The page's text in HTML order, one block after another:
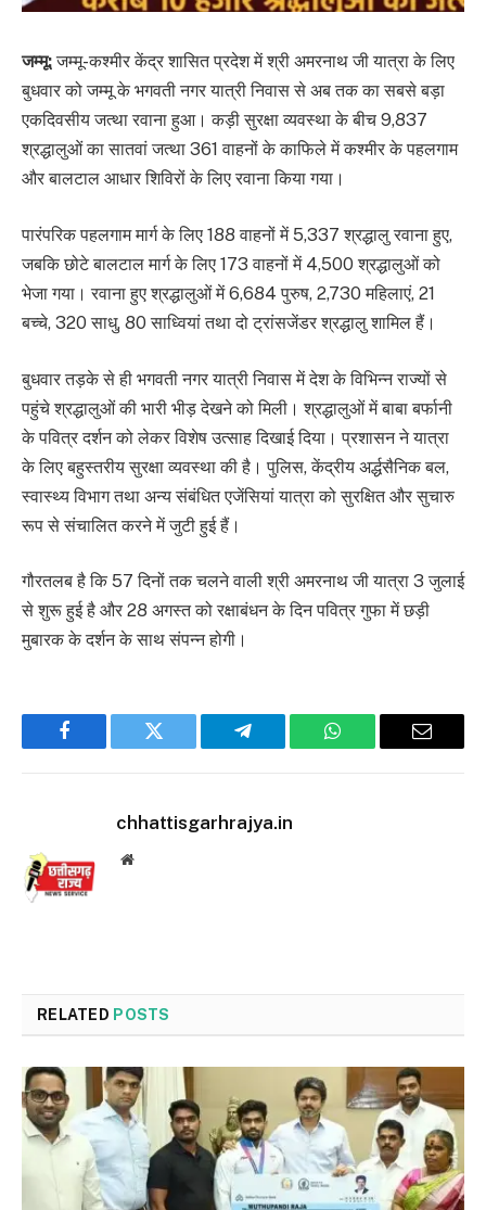
जम्मू:जम्मू-कश्मीर केंद्र शासित प्रदेश में श्री अमरनाथ जी यात्रा के लिए
बुधवार को जम्मू के भगवती नगर यात्री निवास से अब तक का सबसे बड़ा
एकदिवसीय जत्था रवाना हुआ। कड़ी सुरक्षा व्यवस्था के बीच 9,837
श्रद्धालुओं का सातवां जत्था 361 वाहनों के काफिले में कश्मीर के पहलगाम
और बालटाल आधार शिविरों के लिए रवाना किया गया।
पारंपरिक पहलगाम मार्ग के लिए 188 वाहनों में 5,337 श्रद्धालु रवाना हुए,
जबकि छोटे बालटाल मार्ग के लिए 173 वाहनों में 4,500 श्रद्धालुओं को
भेजा गया। रवाना हुए श्रद्धालुओं में 6,684 पुरुष, 2,730 महिलाएं, 21
बच्चे, 320 साधु, 80 साध्वियां तथा दो ट्रांसजेंडर श्रद्धालु शामिल हैं।
बुधवार तड़के से ही भगवती नगर यात्री निवास में देश के विभिन्न राज्यों से
पहुंचे श्रद्धालुओं की भारी भीड़ देखने को मिली। श्रद्धालुओं में बाबा बर्फानी
के पवित्र दर्शन को लेकर विशेष उत्साह दिखाई दिया। प्रशासन ने यात्रा
के लिए बहुस्तरीय सुरक्षा व्यवस्था की है। पुलिस, केंद्रीय अर्द्धसैनिक बल,
स्वास्थ्य विभाग तथा अन्य संबंधित एजेंसियां यात्रा को सुरक्षित और सुचारु
रूप से संचालित करने में जुटी हुई हैं।
गौरतलब है कि 57 दिनों तक चलने वाली श्री अमरनाथ जी यात्रा 3 जुलाई
से शुरू हुई है और 28 अगस्त को रक्षाबंधन के दिन पवित्र गुफा में छड़ी
मुबारक के दर्शन के साथ संपन्न होगी।
Facebook Twitter Telegram WhatsApp Email
chhattisgarhrajya.in
Website
RELATED POSTS